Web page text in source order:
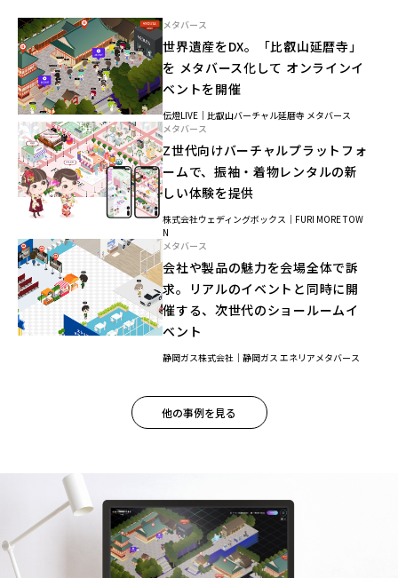
メタバース
世界遺産をDX。「比叡山延暦寺」
を メタバース化して オンラインイ
ベントを開催
伝燈LIVE｜比叡山バーチャル延暦寺 メタバース
メタバース
Z世代向けバーチャルプラットフォ
ームで、振袖・着物レンタルの新
しい体験を提供
株式会社ウェディングボックス｜FURI MORE TOW
N
メタバース
会社や製品の魅力を会場全体で訴
求。リアルのイベントと同時に開
催する、次世代のショールームイ
ベント
静岡ガス株式会社｜静岡ガス エネリアメタバース
他の事例を見る